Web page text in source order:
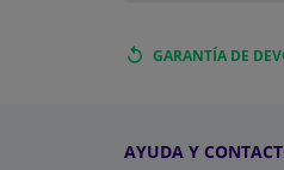
GARANTÍA DE
AYUDA Y